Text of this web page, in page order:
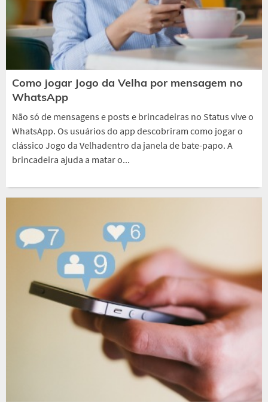
Como jogar Jogo da Velha por mensagem no
WhatsApp
Não só de mensagens e posts e brincadeiras no Status vive o
WhatsApp. Os usuários do app descobriram como jogar o
clássico Jogo da Velhadentro da janela de bate-papo. A
brincadeira ajuda a matar o...